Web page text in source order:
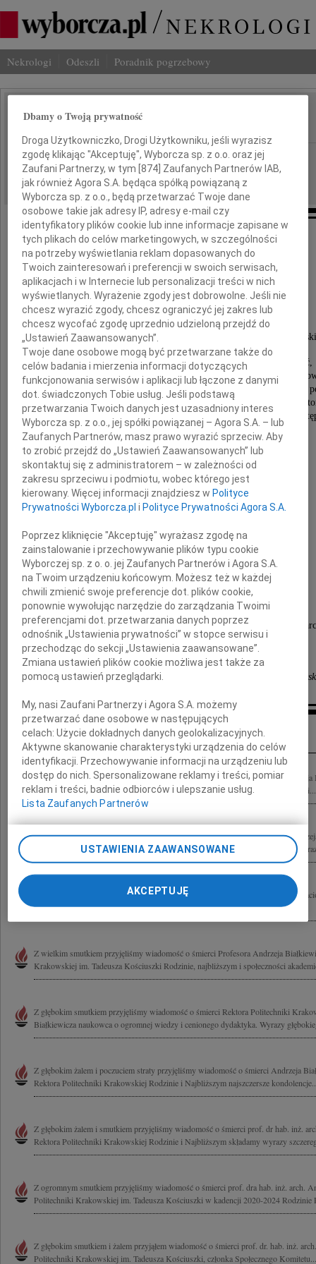
Nekrologi Odeszli Poradnik pogrzebowy
IMIĘ I NAZWISKO: Andrzej Białkiewicz
REGION: Kraków
DATA EMISJI: 29.03.2023
Profesor
Andrzej Białkiewicz
Jego Magnificencja Rektor Politechniki
Z głębokim smutkiem przyjęliśmy wiadomość,
że 22 marca 2023 r. zmarł Rektor Politechniki
Profesor Wydziału Architektury, naukowiec i wybitny
W naszej pamięci zapisze się jako osoba o wielkim
Człowiek prawy, życzliwy i wiedzący, jak należy
Zawsze pozostanie w naszej pamięci.
Żonie, Rodzinie
i Najbliższym Zmarłego
składamy wyrazy głębokiego współczucia i
Dziekan, Pracownicy i Studenci
Wydziału Inżynierii Lądowej Politechniki
Inne kondolencje
Z wielkim żalem przyjęliśmy wiadomość o śmierci prof. dr. hab. inż. arch. Andrzeja
Wydziale Architektury, Rektora Politechniki Krakowskiej im. Tadeusza Kościuszki...
Z głębokim żalem przyjęliśmy wiadomość o śmierci prof. dra hab. inż. arch.
Politechniki Krakowskiej im. Tadeusza Kościuszki Rodzinie oraz Najbliższym
Żegnamy prof. dra hab. inż. arch. Andrzeja Białkiewicza Rodzinie, Bliskim,
składają Rektor i Senat Akademii Górcznio-Hutniczej w Krakowie
Z wielkim smutkiem przyjęliśmy wiadomość o śmierci Profesora Andrzeja
Krakowskiej im. Tadeusza Kościuszki Rodzinie, najbliższym i społeczności
Z głębokim smutkiem przyjęliśmy wiadomość o śmierci Rektora Politechniki
Białkiewicza naukowca o ogromnej wiedzy i cenionego dydaktyka. Wyrazy
Z głębokim żalem i poczuciem straty przyjęliśmy wiadomość o śmierci Andrzeja
Rektora Politechniki Krakowskiej Rodzinie i Najbliższym najszczersze
Z głębokim żalem i smutkiem przyjęliśmy wiadomość o śmierci prof. dr hab. inż.
Rektora Politechniki Krakowskiej Rodzinie i Najbliższym składamy wyrazy
Z ogromnym smutkiem przyjęliśmy wiadomość o śmierci prof. dra hab. inż. arch.
Politechniki Krakowskiej im. Tadeusza Kościuszki w kadencji 2020-2024 Rodzinie
Z głębokim smutkiem i żalem przyjąłem wiadomość o śmierci prof. dr. hab. inż.
Politechniki Krakowskiej im. Tadeusza Kościuszki, członka Społecznego Komitetu...
Dbamy o Twoją prywatność
Droga Użytkowniczko, Drogi Użytkowniku, jeśli wyrazisz
zgodę klikając "Akceptuję", Wyborcza sp. z o.o. oraz jej
Zaufani Partnerzy, w tym [874 ] Zaufanych Partnerów IAB,
jak również Agora S.A. będąca spółką powiązaną z
Wyborcza sp. z o.o., będą przetwarzać Twoje dane
osobowe takie jak adresy IP, adresy e-mail czy
identyfikatory plików cookie lub inne informacje zapisane w
tych plikach do celów marketingowych, w szczególności
na potrzeby wyświetlania reklam dopasowanych do
Twoich zainteresowań i preferencji w swoich serwisach,
aplikacjach i w Internecie lub personalizacji treści w nich
wyświetlanych. Wyrażenie zgody jest dobrowolne. Jeśli nie
chcesz wyrazić zgody, chcesz ograniczyć jej zakres lub
chcesz wycofać zgodę uprzednio udzieloną przejdź do
„Ustawień Zaawansowanych”.
Twoje dane osobowe mogą być przetwarzane także do
celów badania i mierzenia informacji dotyczących
funkcjonowania serwisów i aplikacji lub łączone z danymi
dot. świadczonych Tobie usług. Jeśli podstawą
przetwarzania Twoich danych jest uzasadniony interes
Wyborcza sp. z o.o., jej spółki powiązanej – Agora S.A. – lub
Zaufanych Partnerów, masz prawo wyrazić sprzeciw. Aby
to zrobić przejdź do „Ustawień Zaawansowanych” lub
skontaktuj się z administratorem – w zależności od
zakresu sprzeciwu i podmiotu, wobec którego jest
kierowany. Więcej informacji znajdziesz w Polityce
Prywatności Wyborcza.pl i Polityce Prywatności Agora S.A.
Poprzez kliknięcie "Akceptuję" wyrażasz zgodę na
zainstalowanie i przechowywanie plików typu cookie
Wyborczej sp. z o. o. jej Zaufanych Partnerów i Agora S.A.
na Twoim urządzeniu końcowym. Możesz też w każdej
chwili zmienić swoje preferencje dot. plików cookie,
ponownie wywołując narzędzie do zarządzania Twoimi
preferencjami dot. przetwarzania danych poprzez
odnośnik „Ustawienia prywatności” w stopce serwisu i
przechodząc do sekcji „Ustawienia zaawansowane”.
Zmiana ustawień plików cookie możliwa jest także za
pomocą ustawień przeglądarki.
My, nasi Zaufani Partnerzy i Agora S.A. możemy
przetwarzać dane osobowe w następujących
celach:Użycie dokładnych danych geolokalizacyjnych.
Aktywne skanowanie charakterystyki urządzenia do celów
identyfikacji. Przechowywanie informacji na urządzeniu lub
dostęp do nich. Spersonalizowane reklamy i treści, pomiar
reklam i treści, badnie odbiorców i ulepszanie usług.
Lista Zaufanych Partnerów
USTAWIENIA ZAAWANSOWANE
AKCEPTUJĘ